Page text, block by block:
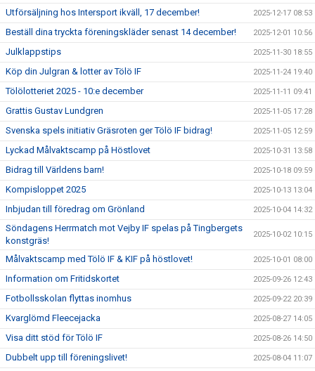
Utförsäljning hos Intersport ikväll, 17 december! 2025-12-17 08:53
Beställ dina tryckta föreningskläder senast 14 december! 2025-12-01 10:56
Julklappstips 2025-11-30 18:55
Köp din Julgran & lotter av Tölö IF 2025-11-24 19:40
Tölölotteriet 2025 - 10:e december 2025-11-11 09:41
Grattis Gustav Lundgren 2025-11-05 17:28
Svenska spels initiativ Gräsroten ger Tölö IF bidrag! 2025-11-05 12:59
Lyckad Målvaktscamp på Höstlovet 2025-10-31 13:58
Bidrag till Världens barn! 2025-10-18 09:59
Kompisloppet 2025 2025-10-13 13:04
Inbjudan till föredrag om Grönland 2025-10-04 14:32
Söndagens Herrmatch mot Vejby IF spelas på Tingbergets
konstgräs!
2025-10-02 10:15
Målvaktscamp med Tölö IF & KIF på höstlovet! 2025-10-01 08:00
Information om Fritidskortet 2025-09-26 12:43
Fotbollsskolan flyttas inomhus 2025-09-22 20:39
Kvarglömd Fleecejacka 2025-08-27 14:05
Visa ditt stöd för Tölö IF 2025-08-26 14:50
Dubbelt upp till föreningslivet! 2025-08-04 11:07